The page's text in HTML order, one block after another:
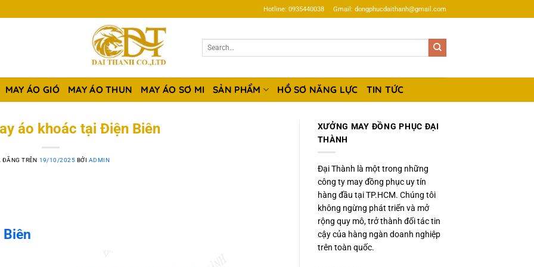
Hotline: 0935440038 Gmail: dongphucdaithanh@gmail.com
MAY ÁO GIÓ MAY ÁO THUN MAY ÁO SƠ MI SẢN PHẨM HỒ SƠ NĂNG LỰC TIN TỨC
áo khoác tại Điện Biên
ĐĂNG TRÊN 19/10/2025 BỞI ADMIN
XƯỞNG MAY ĐỒNG PHỤC ĐẠI
THÀNH
Đại Thành là một trong những
công ty may đồng phục uy tín
hàng đầu tại TP.HCM. Chúng tôi
không ngừng phát triển và mở
rộng quy mô, trở thành đối tác tin
cậy của hàng ngàn doanh nghiệp
trên toàn quốc.